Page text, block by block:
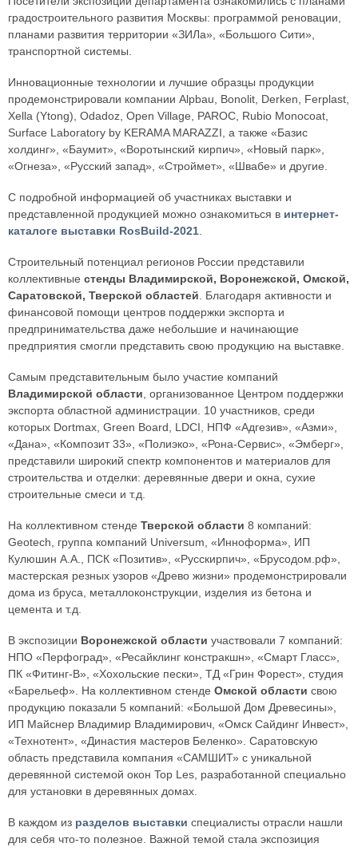
градостроительного развития Москвы: программой реновации,
планами развития территории «ЗИЛа», «Большого Сити»,
транспортной системы.
Инновационные технологии и лучшие образцы продукции
продемонстрировали компании Alpbau, Bonolit, Derken, Ferplast,
Xella (Ytong), Odadoz, Open Village, PAROC, Rubio Monocoat,
Surface Laboratory by KERAMA MARAZZI, а также «Базис
холдинг», «Баумит», «Воротынский кирпич», «Новый парк»,
«Огнеза», «Русский запад», «Строймет», «Швабе» и другие.
С подробной информацией об участниках выставки и
представленной продукцией можно ознакомиться в интернет-
каталоге выставки RosBuild-2021.
Строительный потенциал регионов России представили
коллективные стенды Владимирской, Воронежской, Омской,
Саратовской, Тверской областей. Благодаря активности и
финансовой помощи центров поддержки экспорта и
предпринимательства даже небольшие и начинающие
предприятия смогли представить свою продукцию на выставке.
Самым представительным было участие компаний
Владимирской области, организованное Центром поддержки
экспорта областной администрации. 10 участников, среди
которых Dortmax, Green Board, LDСI, НПФ «Адгезив», «Азми»,
«Дана», «Композит 33», «Полиэко», «Рона-Сервис», «Эмберг»,
представили широкий спектр компонентов и материалов для
строительства и отделки: деревянные двери и окна, сухие
строительные смеси и т.д.
На коллективном стенде Тверской области 8 компаний:
Geotech, группа компаний Universum, «Инноформа», ИП
Кулюшин А.А., ПСК «Позитив», «Русскирпич», «Брусодом.рф»,
мастерская резных узоров «Древо жизни» продемонстрировали
дома из бруса, металлоконструкции, изделия из бетона и
цемента и т.д.
В экспозиции Воронежской области участвовали 7 компаний:
НПО «Перфоград», «Ресайклинг констракшн», «Смарт Гласс»,
ПК «Фитинг-В», «Хохольские пески», ТД «Грин Форест», студия
«Барельеф». На коллективном стенде Омской области свою
продукцию показали 5 компаний: «Большой Дом Древесины»,
ИП Майснер Владимир Владимирович, «Омск Сайдинг Инвест»,
«Технотент», «Династия мастеров Беленко». Саратовскую
область представила компания «САМШИТ» с уникальной
деревянной системой окон Top Les, разработанной специально
для установки в деревянных домах.
В каждом из разделов выставки специалисты отрасли нашли
для себя что-то полезное. Важной темой стала экспозиция